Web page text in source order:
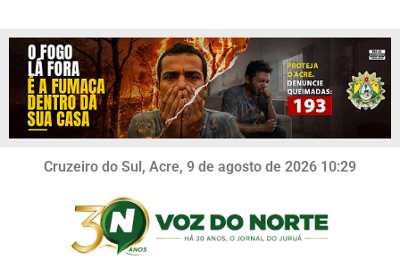
Cruzeiro do Sul, Acre, 9 de agosto de 2026 10:29